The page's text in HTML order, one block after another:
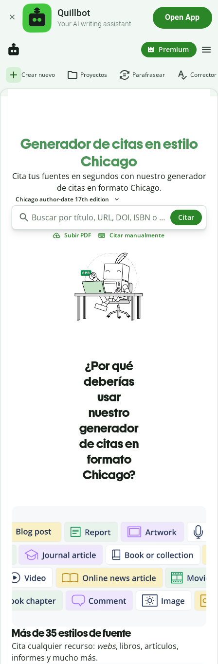
Quillbot
Your AI writing assistant
Open App
Premium
Crear nuevo Proyectos Parafrasear
Generador de citas en estilo
Chicago
Cita tus fuentes en segundos con nuestro generador
de citas en formato Chicago.
Chicago author-date 17th edition
Citar
Subir PDF Citar manualmente
¿Por qué
deberías
usar
nuestro
generador
de citas en
formato
Chicago?
Más de 35 estilos de fuente
Cita cualquier recurso: webs, libros, artículos,
informes y mucho más.